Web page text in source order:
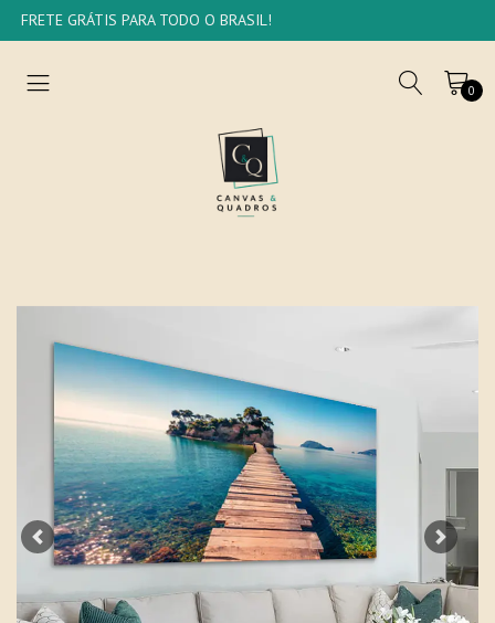
FRETE GRÁTIS PARA TODO O BRASIL!
0
Previous Next